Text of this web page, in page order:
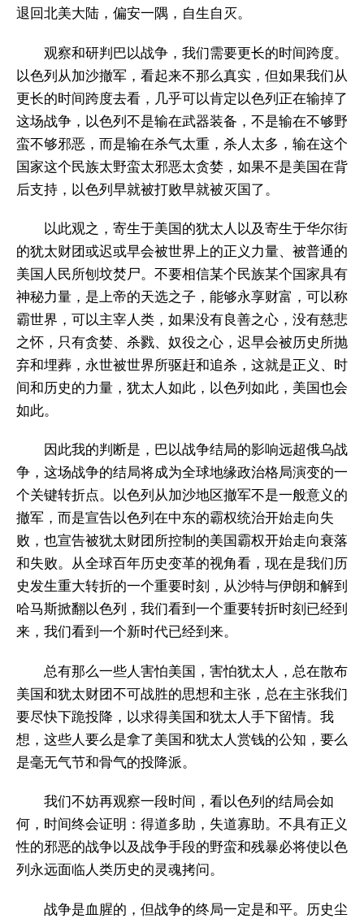
退回北美大陆，偏安一隅，自生自灭。
观察和研判巴以战争，我们需要更长的时间跨度。
以色列从加沙撤军，看起来不那么真实，但如果我们从
更长的时间跨度去看，几乎可以肯定以色列正在输掉了
这场战争，以色列不是输在武器装备，不是输在不够野
蛮不够邪恶，而是输在杀气太重，杀人太多，输在这个
国家这个民族太野蛮太邪恶太贪婪，如果不是美国在背
后支持，以色列早就被打败早就被灭国了。
以此观之，寄生于美国的犹太人以及寄生于华尔街
的犹太财团或迟或早会被世界上的正义力量、被普通的
美国人民所刨坟焚尸。不要相信某个民族某个国家具有
神秘力量，是上帝的天选之子，能够永享财富，可以称
霸世界，可以主宰人类，如果没有良善之心，没有慈悲
之怀，只有贪婪、杀戮、奴役之心，迟早会被历史所抛
弃和埋葬，永世被世界所驱赶和追杀，这就是正义、时
间和历史的力量，犹太人如此，以色列如此，美国也会
如此。
因此我的判断是，巴以战争结局的影响远超俄乌战
争，这场战争的结局将成为全球地缘政治格局演变的一
个关键转折点。以色列从加沙地区撤军不是一般意义的
撤军，而是宣告以色列在中东的霸权统治开始走向失
败，也宣告被犹太财团所控制的美国霸权开始走向衰落
和失败。从全球百年历史变革的视角看，现在是我们历
史发生重大转折的一个重要时刻，从沙特与伊朗和解到
哈马斯掀翻以色列，我们看到一个重要转折时刻已经到
来，我们看到一个新时代已经到来。
总有那么一些人害怕美国，害怕犹太人，总在散布
美国和犹太财团不可战胜的思想和主张，总在主张我们
要尽快下跪投降，以求得美国和犹太人手下留情。我
想，这些人要么是拿了美国和犹太人赏钱的公知，要么
是毫无气节和骨气的投降派。
我们不妨再观察一段时间，看以色列的结局会如
何，时间终会证明：得道多助，失道寡助。不具有正义
性的邪恶的战争以及战争手段的野蛮和残暴必将使以色
列永远面临人类历史的灵魂拷问。
战争是血腥的，但战争的终局一定是和平。历史尘